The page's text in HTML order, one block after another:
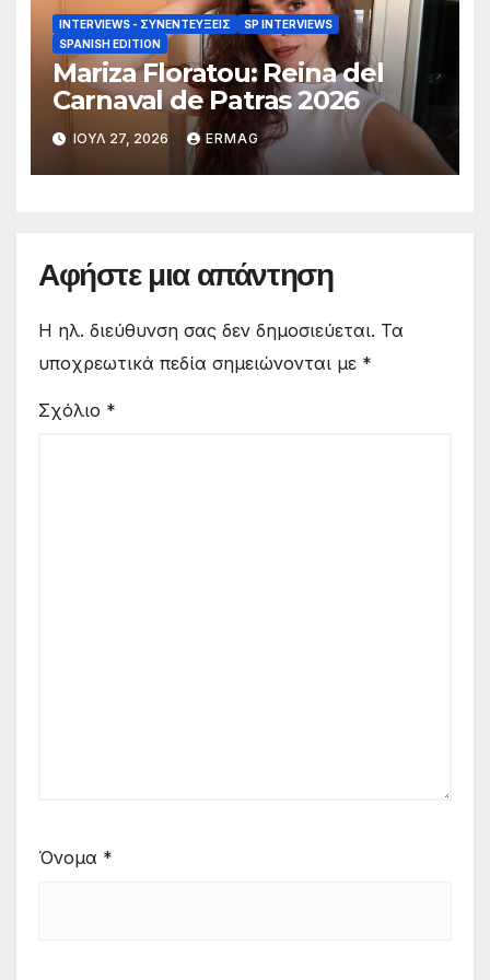
INTERVIEWS - ΣΥΝΕΝΤΕΎΞΕΙΣ
SP INTERVIEWS
SPANISH EDITION
Mariza Floratou: Reina del
Carnaval de Patras 2026
ΙΟΎΛ 27, 2026 ERMAG
Αφήστε μια απάντηση
Η ηλ. διεύθυνση σας δεν δημοσιεύεται. Τα
υποχρεωτικά πεδία σημειώνονται με *
Σχόλιο *
Όνομα *